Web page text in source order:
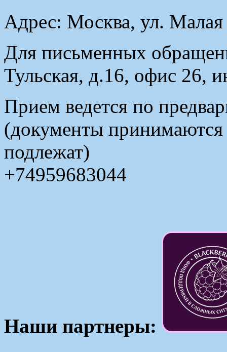
Адрес: Москва, ул.
Для письменных
Тульская, д.16, офис 26,
Прием ведется по
(документы принимаются
подлежат)
+74959683044
Наши партнеры: